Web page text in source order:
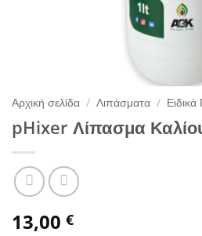
Αρχική σελίδα / Λιπάσματα /
pHixer Λίπασμα
13,00 €